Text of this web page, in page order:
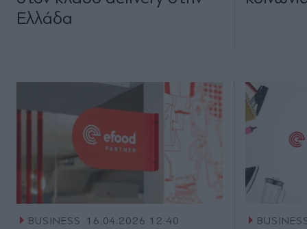
Ελλάδα
BUSINESS
16.04.2026 12:40